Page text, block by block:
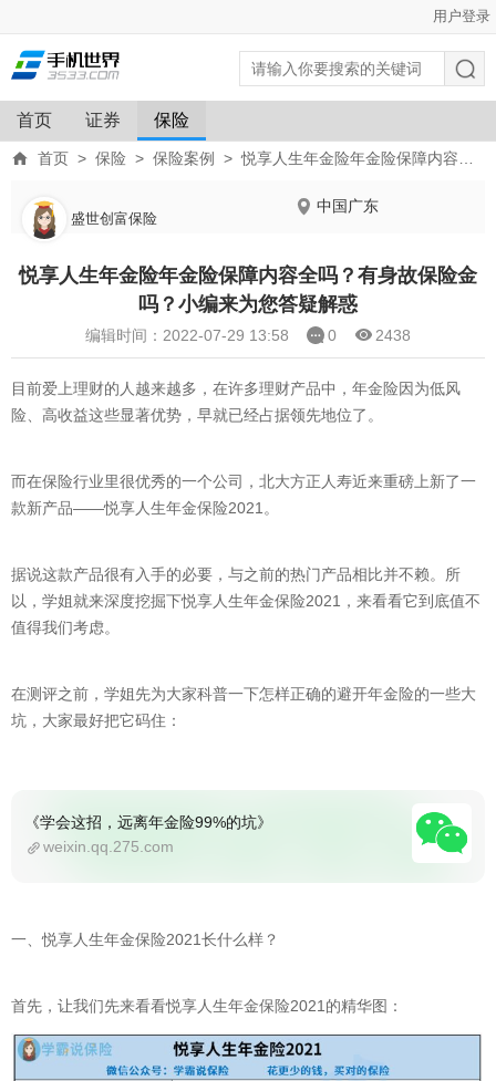
用户登录
首页 证券 保险
首页 > 保险 > 保险案例 > 悦享人生年金险年金险保障内容全吗？有身故保险金吗？小编来为您答疑解惑
盛世创富保险
中国广东
悦享人生年金险年金险保障内容全吗？有身故保险金
吗？小编来为您答疑解惑
编辑时间：2022-07-29 13:58 0 2438
目前爱上理财的人越来越多，在许多理财产品中，年金险因为低风
险、高收益这些显著优势，早就已经占据领先地位了。
而在保险行业里很优秀的一个公司，北大方正人寿近来重磅上新了一
款新产品——悦享人生年金保险2021。
据说这款产品很有入手的必要，与之前的热门产品相比并不赖。所
以，学姐就来深度挖掘下悦享人生年金保险2021，来看看它到底值不
值得我们考虑。
在测评之前，学姐先为大家科普一下怎样正确的避开年金险的一些大
坑，大家最好把它码住：
《学会这招，远离年金险99%的坑》
weixin.qq.275.com
一、悦享人生年金保险2021长什么样？
首先，让我们先来看看悦享人生年金保险2021的精华图：